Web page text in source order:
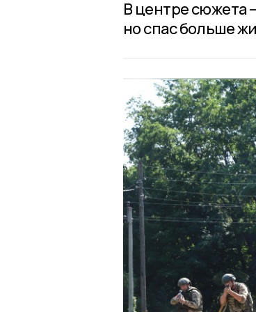
В центре сюжета
но спас больше